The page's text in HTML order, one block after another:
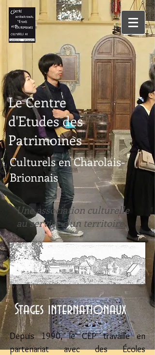
Le Centre
d'Etudes des
Patrimoines
Culturels en Charolais-
Brionnais
Une association culturelle
au service d'un territoire
Stages internationaux
Depuis 1990, le CEP travaille en
partenariat avec des Écoles